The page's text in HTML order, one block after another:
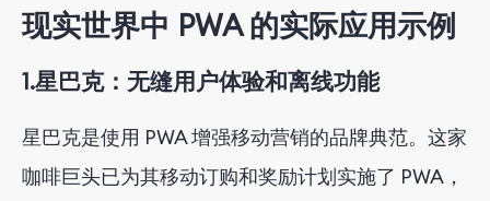
现实世界中 PWA 的实际应用示例
1.星巴克：无缝用户体验和离线功能
星巴克是使用 PWA 增强移动营销的品牌典范。这家
咖啡巨头已为其移动订购和奖励计划实施了 PWA，